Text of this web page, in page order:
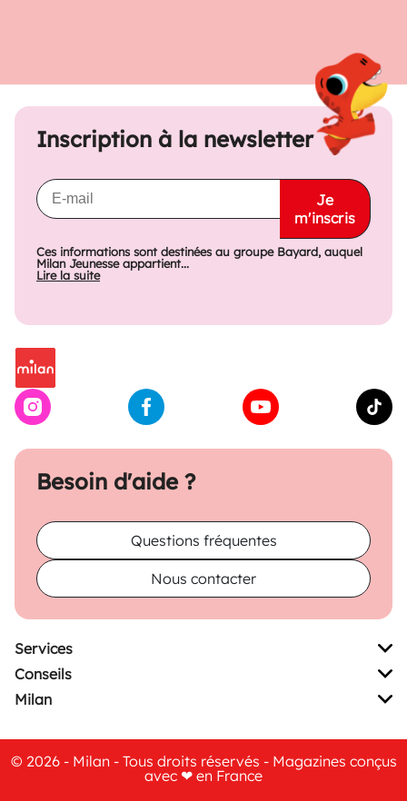
Besoin d'aide ?
Questions fréquentes
Nous contacter
Inscription à la newsletter
Je
m'inscris
Ces informations sont destinées au groupe Bayard, auquel
Milan Jeunesse appartient...
Lire la suite
Services
Conseils
Milan
© 2026 - Milan - Tous droits réservés - Magazines conçus
avec ❤ en France